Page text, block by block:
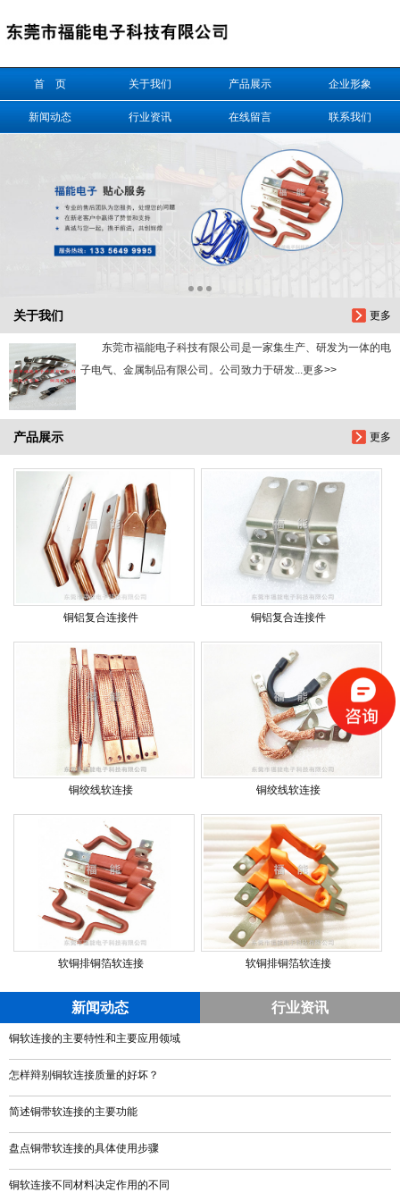
首 页 关于我们 产品展示 企业形象
新闻动态 行业资讯 在线留言 联系我们
更多
关于我们
东莞市福能电子科技有限公司是一家集生产、研发为一体的电
子电气、金属制品有限公司。公司致力于研发...更多>>
更多
产品展示
铜铝复合连接件 铜铝复合连接件
铜绞线软连接 铜绞线软连接
软铜排铜箔软连接 软铜排铜箔软连接
新闻动态 行业资讯
铜软连接的主要特性和主要应用领域
怎样辩别铜软连接质量的好坏？
简述铜带软连接的主要功能
盘点铜带软连接的具体使用步骤
铜软连接不同材料决定作用的不同